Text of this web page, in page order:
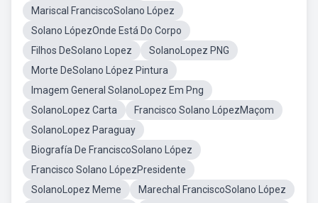
Mariscal FranciscoSolano López
Solano LópezOnde Está Do Corpo
Filhos DeSolano Lopez
SolanoLopez PNG
Morte DeSolano López Pintura
Imagem General SolanoLopez Em Png
SolanoLopez Carta
Francisco Solano LópezMaçom
SolanoLopez Paraguay
Biografía De FranciscoSolano López
Francisco Solano LópezPresidente
SolanoLopez Meme
Marechal FranciscoSolano López